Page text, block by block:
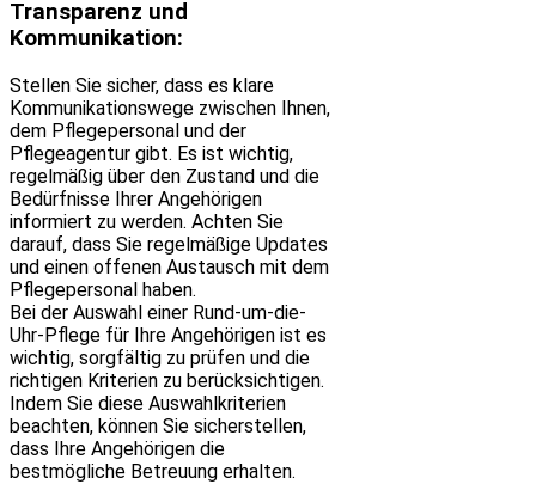
Transparenz und
Kommunikation:
Stellen Sie sicher, dass es klare
Kommunikationswege zwischen Ihnen,
dem Pflegepersonal und der
Pflegeagentur gibt. Es ist wichtig,
regelmäßig über den Zustand und die
Bedürfnisse Ihrer Angehörigen
informiert zu werden. Achten Sie
darauf, dass Sie regelmäßige Updates
und einen offenen Austausch mit dem
Pflegepersonal haben.
Bei der Auswahl einer Rund-um-die-
Uhr-Pflege für Ihre Angehörigen ist es
wichtig, sorgfältig zu prüfen und die
richtigen Kriterien zu berücksichtigen.
Indem Sie diese Auswahlkriterien
beachten, können Sie sicherstellen,
dass Ihre Angehörigen die
bestmögliche Betreuung erhalten.